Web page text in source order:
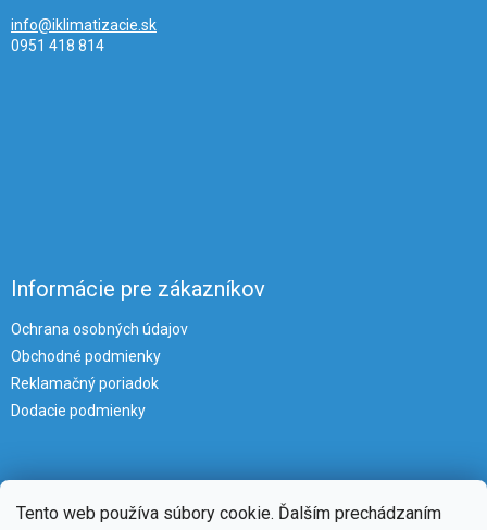
Tento web používa súbory cookie. Ďalším prechádzaním
info@iklimatizacie.sk
0951 418 814
Informácie pre zákazníkov
Ochrana osobných údajov
Obchodné podmienky
Reklamačný poriadok
Dodacie podmienky